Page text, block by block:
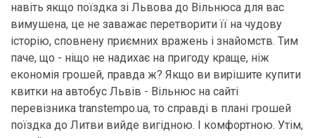
навіть якщо поїздка зі Львова до Вільнюса для вас
вимушена, це не заважає перетворити її на чудову
історію, сповнену приємних вражень і знайомств. Тим
паче, що - ніщо не надихає на пригоду краще, ніж
економія грошей, правда ж? Якщо ви вирішите купити
квитки на автобус Львів - Вільнюс на сайті
перевізника transtempo.ua, то справді в плані грошей
поїздка до Литви вийде вигідною. І комфортною. Утім,